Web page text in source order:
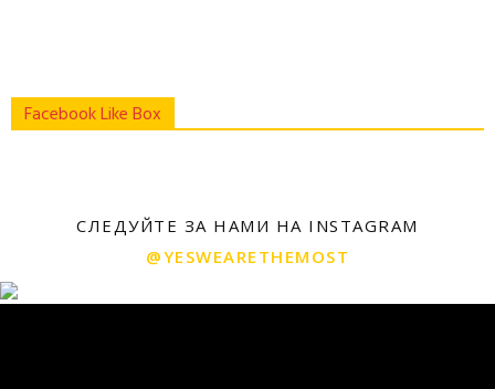
Facebook Like Box
СЛЕДУЙТЕ ЗА НАМИ НА INSTAGRAM
@YESWEARETHEMOST